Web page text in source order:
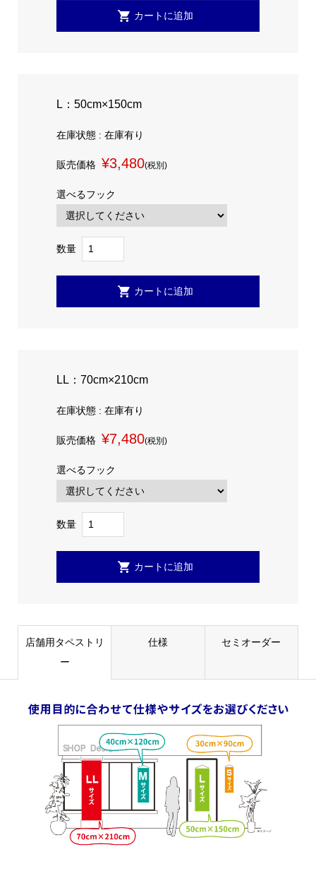
L：50cm×150cm
在庫状態 : 在庫有り
販売価格 ¥3,480(税別)
選べるフック
数量
LL：70cm×210cm
在庫状態 : 在庫有り
販売価格 ¥7,480(税別)
選べるフック
数量
店舗用タペストリ
ー
仕様 セミオーダー